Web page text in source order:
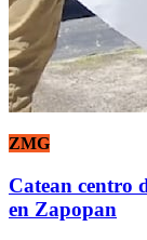
ZMG
Catean centro
en Zapopan